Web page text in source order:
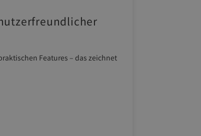
Features – das zeichnet